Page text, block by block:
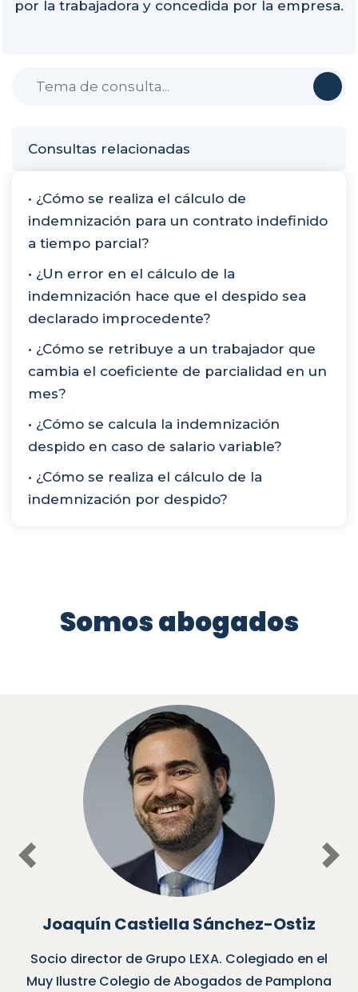
Consultas relacionadas
• ¿Cómo se realiza el cálculo de
indemnización para un contrato indefinido
a tiempo parcial?
• ¿Un error en el cálculo de la
indemnización hace que el despido sea
declarado improcedente?
• ¿Cómo se retribuye a un trabajador que
cambia el coeficiente de parcialidad en un
mes?
• ¿Cómo se calcula la indemnización
despido en caso de salario variable?
• ¿Cómo se realiza el cálculo de la
indemnización por despido?
por la trabajadora y concedida por la empresa.
Somos abogados
Castiella Sánchez-Ostiz
de Grupo LEXA. Colegiado en el
de Abogados de Pamplona
Socio de
Previous